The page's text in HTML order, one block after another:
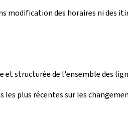
modification des horaires ni des
structurée de l'ensemble des
plus récentes sur les